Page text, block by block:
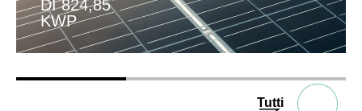
DI 824,85
KWP
Tutti